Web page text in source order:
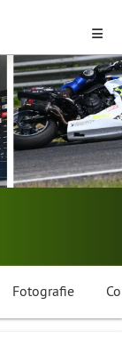
Fotografie